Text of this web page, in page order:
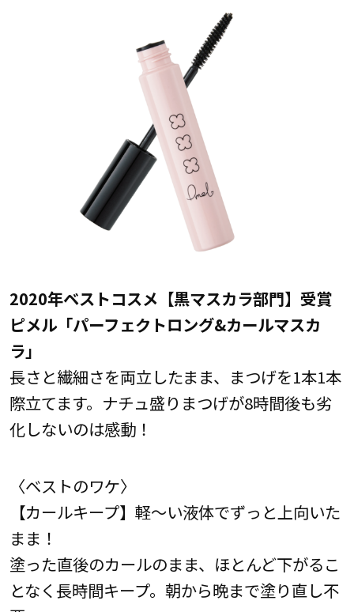
2020年ベストコスメ【黒マスカラ部門】受賞
ピメル「パーフェクトロング&カールマスカ
ラ」
長さと繊細さを両立したまま、まつげを1本1本
際立てます。ナチュ盛りまつげが8時間後も劣
化しないのは感動！
〈ベストのワケ〉
【カールキープ】軽～い液体でずっと上向いた
まま！
塗った直後のカールのまま、ほとんど下がるこ
となく長時間キープ。朝から晩まで塗り直し不